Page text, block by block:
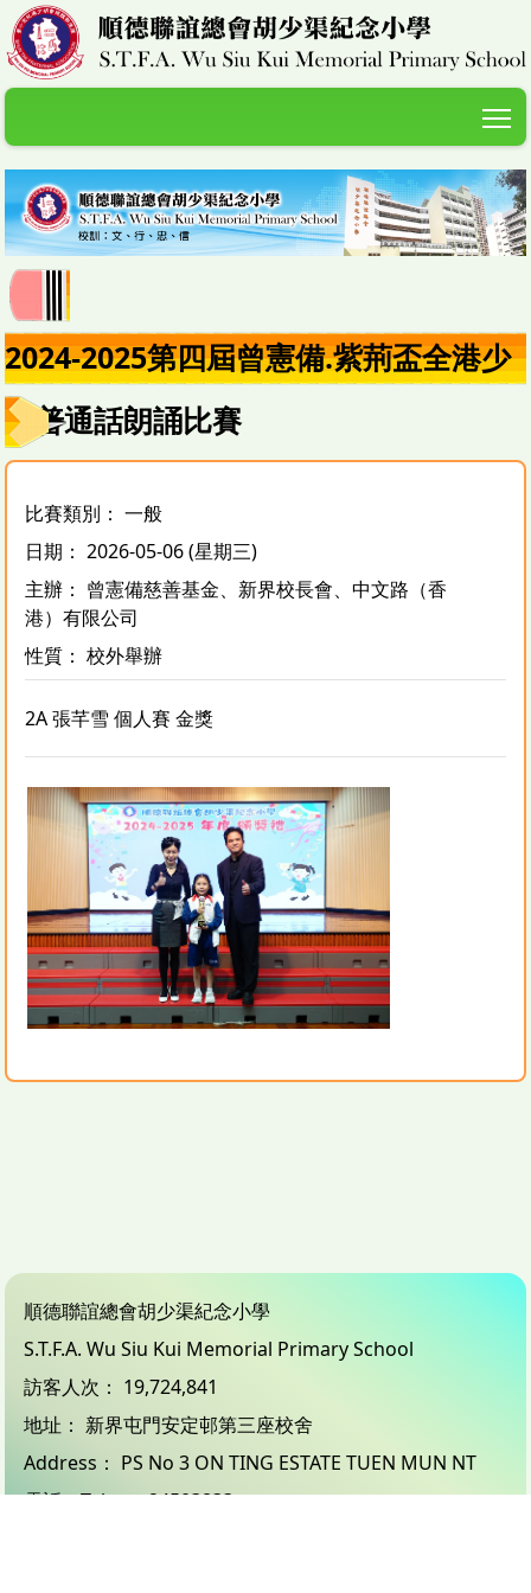
2024-2025第四屆曾憲備.紫荊盃全港少
兒普通話朗誦比賽
比賽類別： 一般
日期： 2026-05-06 (星期三)
主辦： 曾憲備慈善基金、新界校長會、中文路（香
港）有限公司
性質： 校外舉辦
2A 張芊雪 個人賽 金獎
順德聯誼總會胡少渠紀念小學
S.T.F.A. Wu Siu Kui Memorial Primary School
訪客人次： 19,724,841
地址： 新界屯門安定邨第三座校舍
Address： PS No 3 ON TING ESTATE TUEN MUN NT
電話（Tel）：24503833